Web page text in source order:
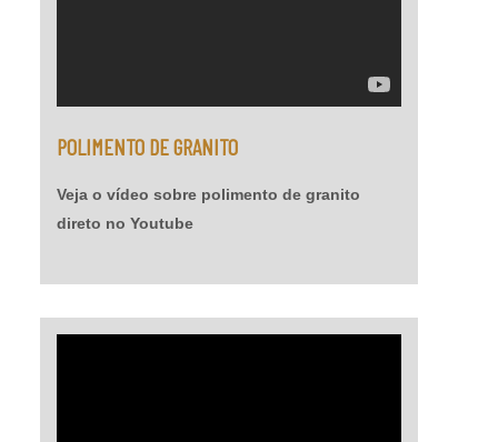
POLIMENTO DE GRANITO
Veja o vídeo sobre polimento de granito
direto no Youtube